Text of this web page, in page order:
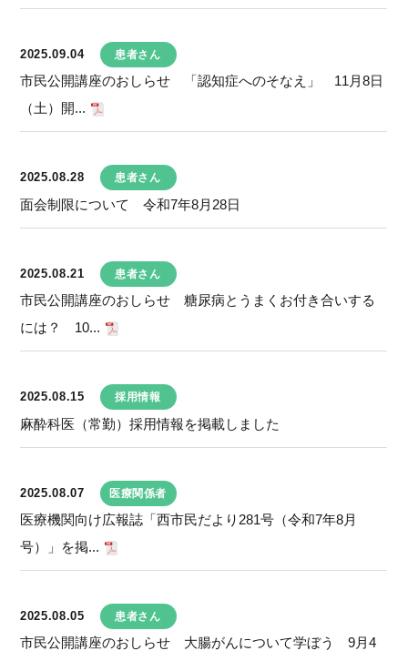
2025.09.04 患者さん
市民公開講座のおしらせ 「認知症へのそなえ」 11月8日
（土）開...
2025.08.28 患者さん
面会制限について 令和7年8月28日
2025.08.21 患者さん
市民公開講座のおしらせ 糖尿病とうまくお付き合いする
には？ 10...
2025.08.15 採用情報
麻酔科医（常勤）採用情報を掲載しました
2025.08.07 医療関係者
医療機関向け広報誌「西市民だより281号（令和7年8月
号）」を掲...
2025.08.05 患者さん
市民公開講座のおしらせ 大腸がんについて学ぼう 9月4